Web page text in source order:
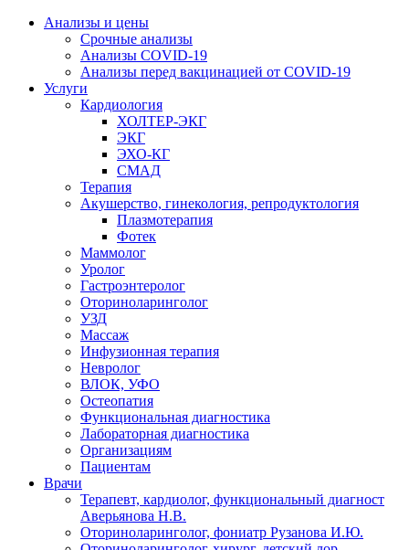
Анализы и цены
Срочные анализы
Анализы COVID-19
Анализы перед вакцинацией от COVID-19
Услуги
Кардиология
ХОЛТЕР-ЭКГ
ЭКГ
ЭХО-КГ
СМАД
Терапия
Акушерство, гинекология, репродуктология
Плазмотерапия
Фотек
Маммолог
Уролог
Гастроэнтеролог
Оториноларинголог
УЗД
Массаж
Инфузионная терапия
Невролог
ВЛОК, УФО
Остеопатия
Функциональная диагностика
Лабораторная диагностика
Организациям
Пациентам
Врачи
Терапевт, кардиолог, функциональный диагност
Аверьянова Н.В.
Оториноларинголог, фониатр Рузанова И.Ю.